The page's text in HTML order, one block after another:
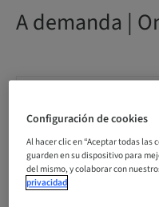
A demanda |
reservable
Fecha límite de registro
10. dic. 2041
Configuración de cookies
Al hacer clic en “Aceptar todas las
guarden en su dispositivo para
del mismo, y colaborar con
privacidad